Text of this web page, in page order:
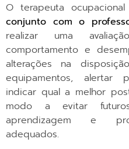
O terapeuta
conjunto com o
realizar uma
comportamento e
alterações na
equipamentos, alertar
indicar qual a melhor
modo a evitar
aprendizagem e
adequados.